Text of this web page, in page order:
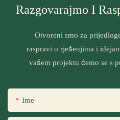
Razgovarajmo I
Otvoreni smo za
raspravi o rješenjima i
vašem projektu ćemo se s
Ime